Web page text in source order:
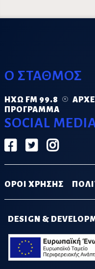
Ο ΣΤΑΘΜΟΣ
ΗΧΏ FM 99.8
ΠΡΌΓΡΑΜΜΑ
SOCIAL
ΟΡΟΙ ΧΡΗΣΗΣ
DESIGN &